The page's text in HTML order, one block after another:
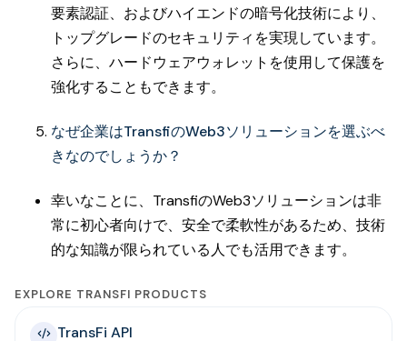
要素認証、およびハイエンドの暗号化技術により、
トップグレードのセキュリティを実現しています。
さらに、ハードウェアウォレットを使用して保護を
強化することもできます。
なぜ企業はTransfiのWeb3ソリューションを選ぶべ
きなのでしょうか？
幸いなことに、TransfiのWeb3ソリューションは非
常に初心者向けで、安全で柔軟性があるため、技術
的な知識が限られている人でも活用できます。
EXPLORE TRANSFI PRODUCTS
TransFi API